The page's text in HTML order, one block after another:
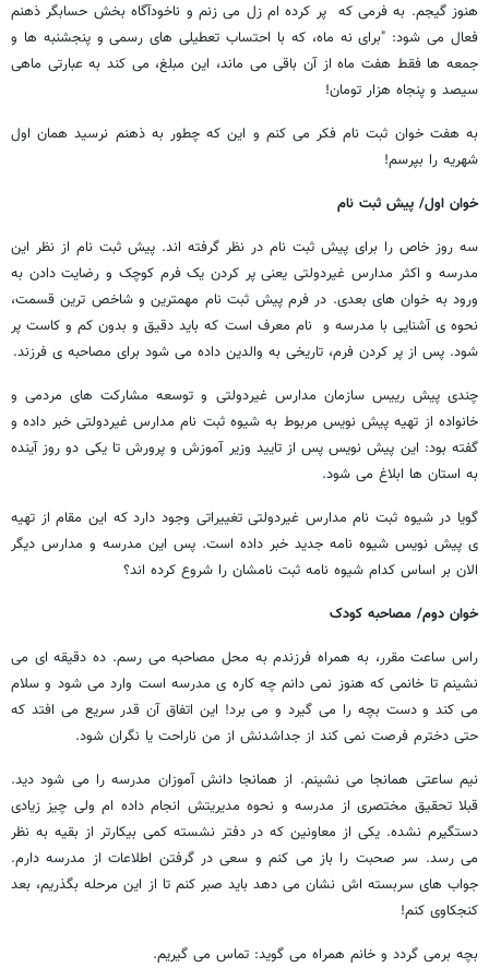
هنوز گیجم. به فرمی که پر کرده ام زل می زنم و ناخودآگاه بخش حسابگر ذهنم
فعال می شود: "برای نه ماه، که با احتساب تعطیلی های رسمی و پنجشنبه ها و
جمعه ها فقط هفت ماه از آن باقی می ماند، این مبلغ، می کند به عبارتی ماهی
سیصد و پنجاه هزار تومان!
به هفت خوان ثبت نام فکر می کنم و این که چطور به ذهنم نرسید همان اول
شهریه را بپرسم!
خوان اول/ پیش ثبت نام
سه روز خاص را برای پیش ثبت نام در نظر گرفته اند. پیش ثبت نام از نظر این
مدرسه و اکثر مدارس غیردولتی یعنی پر کردن یک فرم کوچک و رضایت دادن به
ورود به خوان های بعدی. در فرم پیش ثبت نام مهمترین و شاخص ترین قسمت،
نحوه ی آشنایی با مدرسه و نام معرف است که باید دقیق و بدون کم و کاست پر
شود. پس از پر کردن فرم، تاریخی به والدین داده می شود برای مصاحبه ی فرزند.
چندی پیش رییس سازمان مدارس غیردولتی و توسعه مشارکت های مردمی و
خانواده از تهیه پیش نویس مربوط به شیوه ثبت نام مدارس غیردولتی خبر داده و
گفته بود: این پیش نویس پس از تایید وزیر آموزش و پرورش تا یکی دو روز آینده
به استان ها ابلاغ می شود.
گویا در شیوه ثبت نام مدارس غیردولتی تغییراتی وجود دارد که این مقام از تهیه
ی پیش نویس شیوه نامه جدید خبر داده است. پس این مدرسه و مدارس دیگر
الان بر اساس کدام شیوه نامه ثبت نامشان را شروع کرده اند؟
خوان دوم/ مصاحبه کودک
راس ساعت مقرر، به همراه فرزندم به محل مصاحبه می رسم. ده دقیقه ای می
نشینم تا خانمی که هنوز نمی دانم چه کاره ی مدرسه است وارد می شود و سلام
می کند و دست بچه را می گیرد و می برد! این اتفاق آن قدر سریع می افتد که
حتی دخترم فرصت نمی کند از جداشدنش از من ناراحت یا نگران شود.
نیم ساعتی همانجا می نشینم. از همانجا دانش آموزان مدرسه را می شود دید.
قبلا تحقیق مختصری از مدرسه و نحوه مدیریتش انجام داده ام ولی چیز زیادی
دستگیرم نشده. یکی از معاونین که در دفتر نشسته کمی بیکارتر از بقیه به نظر
می رسد. سر صحبت را باز می کنم و سعی در گرفتن اطلاعات از مدرسه دارم.
جواب های سربسته اش نشان می دهد باید صبر کنم تا از این مرحله بگذریم، بعد
کنجکاوی کنم!
بچه برمی گردد و خانم همراه می گوید: تماس می گیریم.